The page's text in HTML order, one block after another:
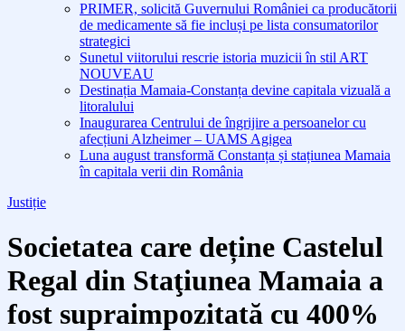
PRIMER, solicită Guvernului României ca producătorii
de medicamente să fie incluși pe lista consumatorilor
strategici
Sunetul viitorului rescrie istoria muzicii în stil ART
NOUVEAU
Destinația Mamaia-Constanța devine capitala vizuală a
litoralului
Inaugurarea Centrului de îngrijire a persoanelor cu
afecțiuni Alzheimer – UAMS Agigea
Luna august transformă Constanța și stațiunea Mamaia
în capitala verii din România
Justiție
Societatea care deține Castelul
Regal din Staţiunea Mamaia a
fost supraimpozitată cu 400%